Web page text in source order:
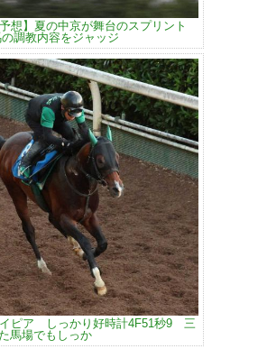
想】夏の中京が舞台のスプリント
調教内容をジャッジ
イピア しっかり好時計4F51秒9 三
馬場でもしっか